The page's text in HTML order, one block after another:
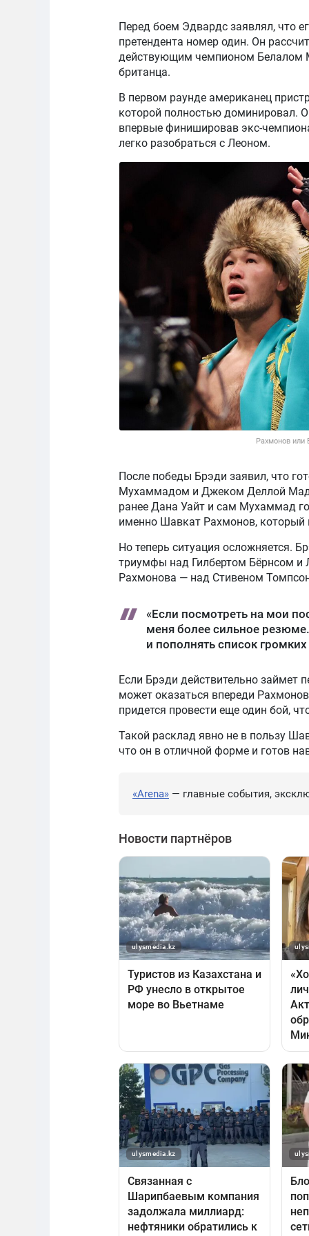
Перед боем Эдвардс заявлял, что
претендента номер один. Он
действующим чемпионом Белалом
британца.
В первом раунде американец
которой полностью доминировал.
впервые финишировав экс-
легко разобраться с Леоном.
Рахмонов или
После победы Брэди заявил, что
Мухаммадом и Джеком Деллой
ранее Дана Уайт и сам Мухаммад
именно Шавкат Рахмонов, который
Но теперь ситуация осложняется.
триумфы над Гилбертом Бёрнсом
Рахмонова — над Стивеном
«Если посмотреть на мои
меня более сильное
и пополнять список
Если Брэди действительно займет
может оказаться впереди
придется провести еще один бой,
Такой расклад явно не в пользу
что он в отличной форме и готов
«Arena» — главные события,